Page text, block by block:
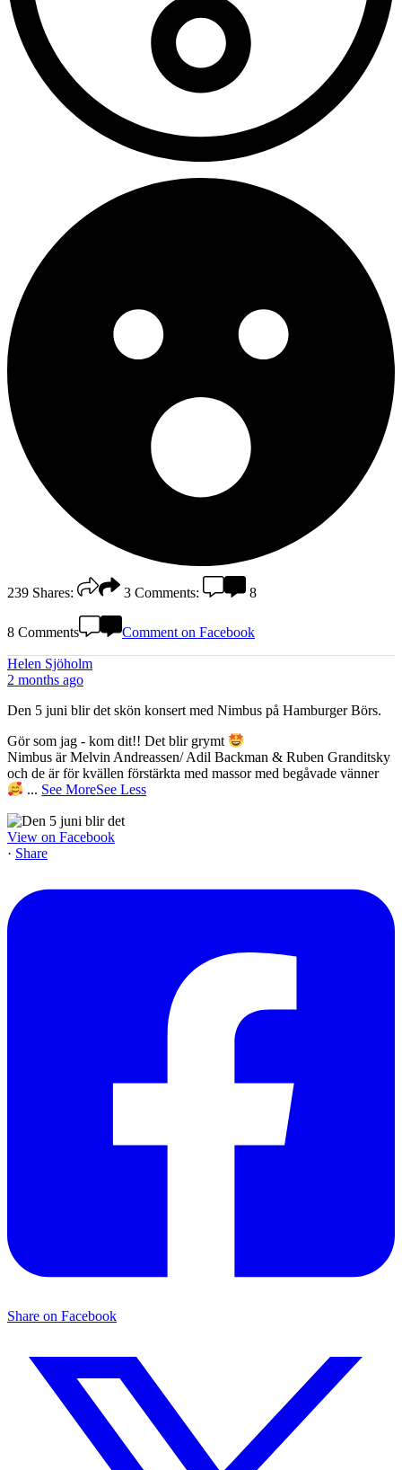
239 Shares: 3 Comments: 8
8 Comments Comment on Facebook
Helen Sjöholm
2 months ago
Den 5 juni blir det skön konsert med Nimbus på Hamburger Börs.
Gör som jag - kom dit!! Det blir grymt
Nimbus är Melvin Andreassen/ Adil Backman & Ruben Granditsky
och de är för kvällen förstärkta med massor med begåvade vänner
... See MoreSee Less
View on Facebook
· Share
Share on Facebook